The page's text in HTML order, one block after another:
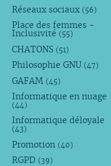
Réseaux sociaux (56)
Place des femmes -
Inclusivité (55)
CHATONS (51)
Philosophie GNU (47)
GAFAM (45)
Informatique en nuage
(44)
Informatique déloyale
(43)
Promotion (40)
RGPD (39)